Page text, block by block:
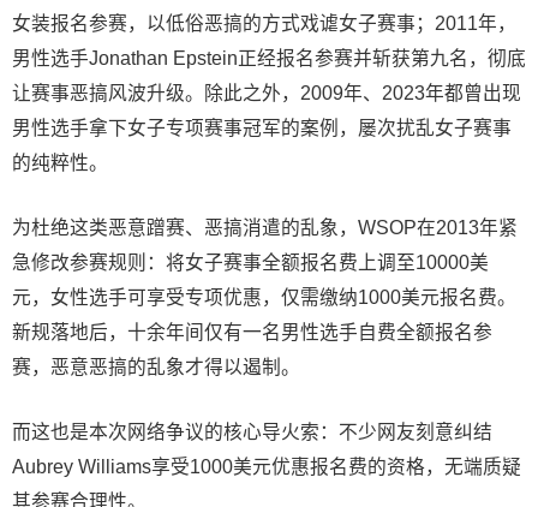
女装报名参赛，以低俗恶搞的方式戏谑女子赛事；2011年，
男性选手Jonathan Epstein正经报名参赛并斩获第九名，彻底
让赛事恶搞风波升级。除此之外，2009年、2023年都曾出现
男性选手拿下女子专项赛事冠军的案例，屡次扰乱女子赛事
的纯粹性。
为杜绝这类恶意蹭赛、恶搞消遣的乱象，WSOP在2013年紧
急修改参赛规则：将女子赛事全额报名费上调至10000美
元，女性选手可享受专项优惠，仅需缴纳1000美元报名费。
新规落地后，十余年间仅有一名男性选手自费全额报名参
赛，恶意恶搞的乱象才得以遏制。
而这也是本次网络争议的核心导火索：不少网友刻意纠结
Aubrey Williams享受1000美元优惠报名费的资格，无端质疑
其参赛合理性。